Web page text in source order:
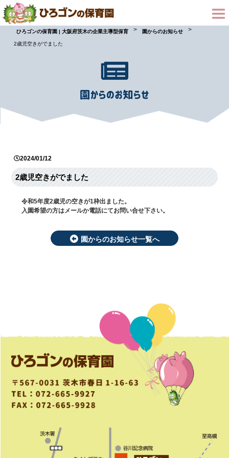
ひろゴンの保育園 | 大阪府茨木の企業主導型保育 > 園からのお知らせ >
2歳児空きがでました
2024/01/12
2歳児空きがでました
令和5年度2歳児の空きが1枠出ました。
入園希望の方はメールか電話にてお問い合せ下さい。
園からのお知らせ一覧へ